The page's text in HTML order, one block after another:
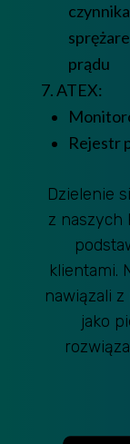
prądu
7. ATEX:
Rejestr
Dzielenie
z naszych
klientami.
nawiązali
jako